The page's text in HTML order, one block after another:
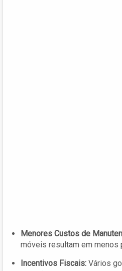
Menores Custos de
móveis resultam em menos
Incentivos Fiscais: Vários